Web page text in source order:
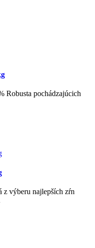
Robusta pochádzajúcich
z výberu najlepších zŕn